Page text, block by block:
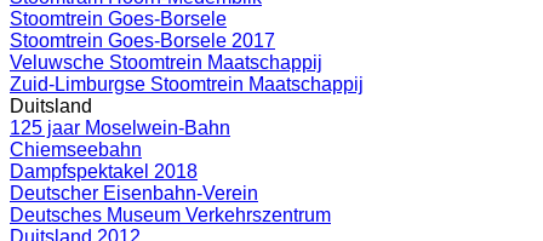
Stoomtrein Goes-Borsele
Stoomtrein Goes-Borsele 2017
Veluwsche Stoomtrein Maatschappij
Zuid-Limburgse Stoomtrein Maatschappij
Duitsland
125 jaar Moselwein-Bahn
Chiemseebahn
Dampfspektakel 2018
Deutscher Eisenbahn-Verein
Deutsches Museum Verkehrszentrum
Duitsland 2012